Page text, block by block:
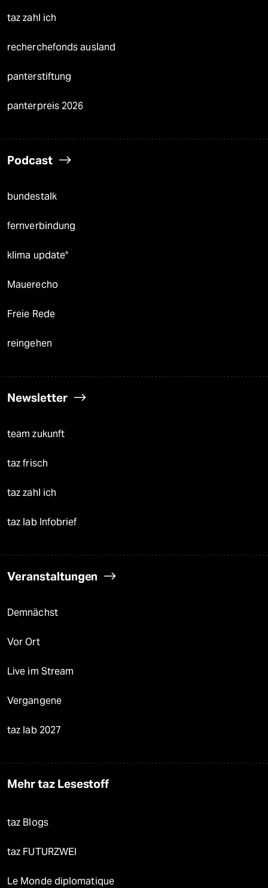
taz zahl ich
recherchefonds ausland
panterstiftung
panterpreis 2026
Podcast
bundestalk
fernverbindung
klima update°
Mauerecho
Freie Rede
reingehen
Newsletter
team zukunft
taz frisch
taz zahl ich
taz lab Infobrief
Veranstaltungen
Demnächst
Vor Ort
Live im Stream
Vergangene
taz lab 2027
Mehr taz Lesestoff
taz Blogs
taz FUTURZWEI
Le Monde diplomatique